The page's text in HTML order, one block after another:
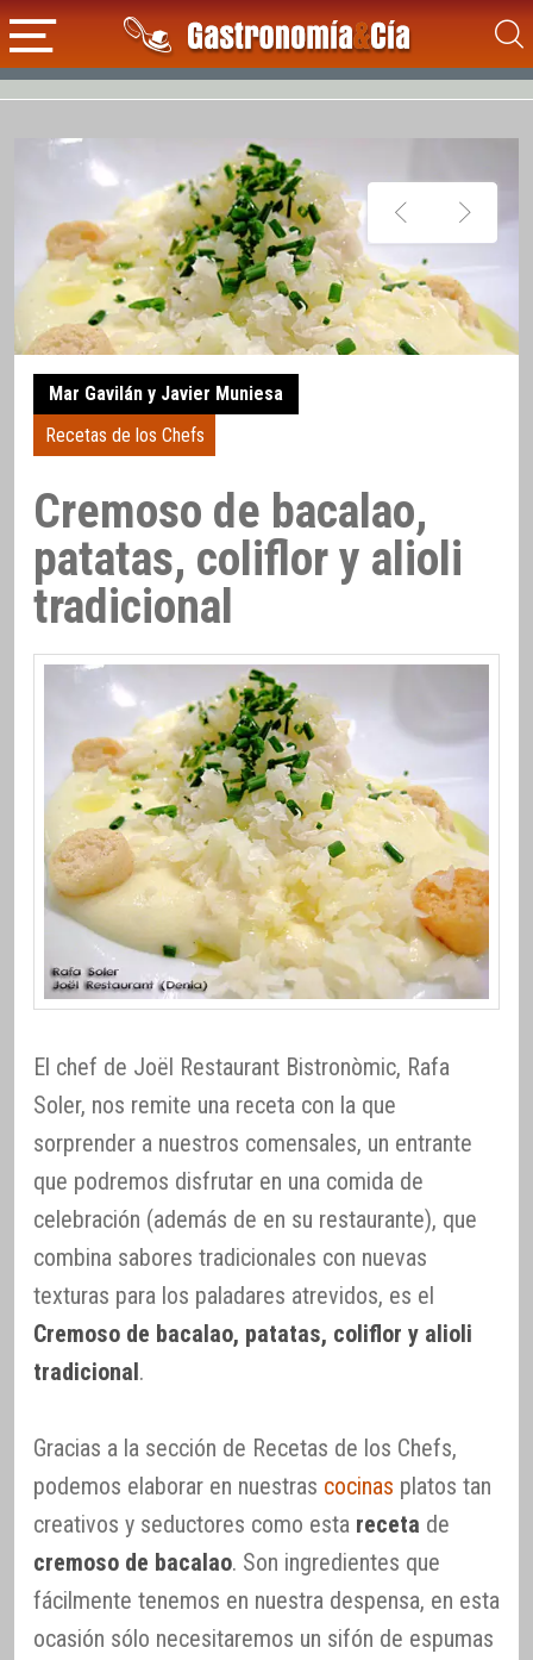
Mar Gavilán y Javier Muniesa
Recetas de los Chefs
Cremoso de bacalao,
patatas, coliflor y alioli
tradicional
El chef de Joël Restaurant Bistronòmic, Rafa
Soler, nos remite una receta con la que
sorprender a nuestros comensales, un entrante
que podremos disfrutar en una comida de
celebración (además de en su restaurante), que
combina sabores tradicionales con nuevas
texturas para los paladares atrevidos, es el
Cremoso de bacalao, patatas, coliflor y alioli
tradicional.
Gracias a la sección de Recetas de los Chefs,
podemos elaborar en nuestras cocinas platos tan
creativos y seductores como esta receta de
cremoso de bacalao. Son ingredientes que
fácilmente tenemos en nuestra despensa, en esta
ocasión sólo necesitaremos un sifón de espumas